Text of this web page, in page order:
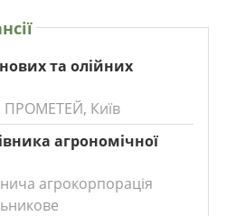
та олійних
ПРОМЕТЕЙ, Київ
агрономічної
агрокорпорація